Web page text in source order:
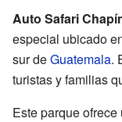
Auto Safari
especial ubicado
sur deGuatemala.
turistas y familias
Este parque